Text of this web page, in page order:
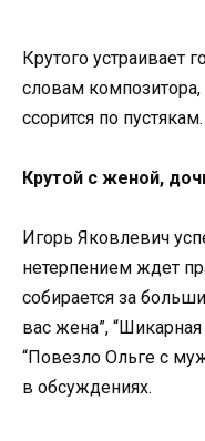
Крутого устраивает
словам композитора,
ссорится по пустякам.
Крутой с женой,
Игорь Яковлевич
нетерпением ждет
собирается за
вас жена”, “Шикарная
“Повезло Ольге с
в обсуждениях.